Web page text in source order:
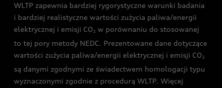
WLTP zapewnia bardziej rygorystyczne warunki badania
i bardziej realistyczne wartości zużycia paliwa/energii
elektrycznej i emisji CO2 w porównaniu do stosowanej
to tej pory metody NEDC. Prezentowane dane dotyczące
wartości zużycia paliwa/energii elektrycznej i emisji CO2
są danymi zgodnymi ze świadectwem homologacji typu
wyznaczonymi zgodnie z procedurą WLTP. Więcej